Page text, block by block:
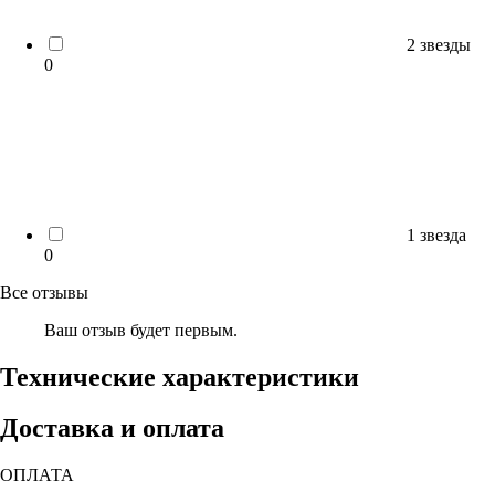
2 звезды
0
1 звезда
0
Все отзывы
Ваш отзыв будет первым.
Технические характеристики
Доставка и оплата
ОПЛАТА